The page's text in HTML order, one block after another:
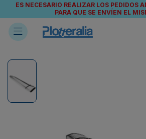
ES NECESARIO REALIZAR LOS PEDIDOS
PARA QUE SE ENVÍEN EL